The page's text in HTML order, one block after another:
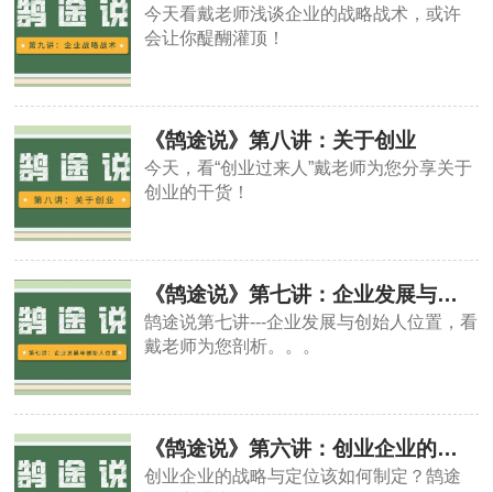
今天看戴老师浅谈企业的战略战术，或许
会让你醍醐灌顶！
《鹄途说》第八讲：关于创业
今天，看“创业过来人”戴老师为您分享关于
创业的干货！
《鹄途说》第七讲：企业发展与创始人位置
鹄途说第七讲---企业发展与创始人位置，看
戴老师为您剖析。。。
《鹄途说》第六讲：创业企业的战略与定位
创业企业的战略与定位该如何制定？鹄途